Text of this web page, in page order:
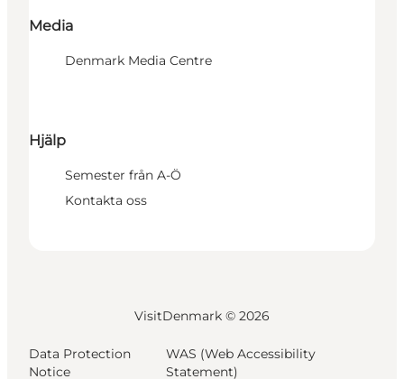
Media
Denmark Media Centre
Hjälp
Semester från A-Ö
Kontakta oss
VisitDenmark © 2026
Data Protection
Notice
WAS (Web Accessibility
Statement)